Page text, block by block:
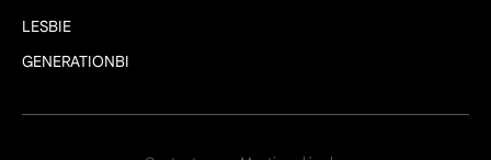
LESBIE
GENERATIONBI